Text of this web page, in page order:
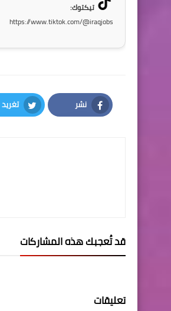
تيكتوك:
https://www.tiktok.com/@iraqjobs
نشر
Facebook
تغريد
Twitter
قد تُعجبك هذه المشاركات
تعليقات